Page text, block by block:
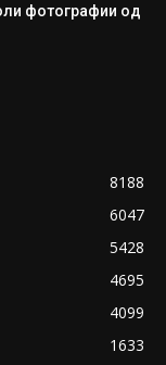
фотографии од
8188
6047
5428
4695
4099
1633